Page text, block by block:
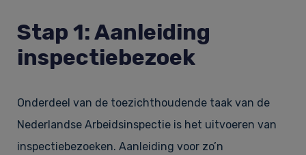
Stap 1: Aanleiding
inspectiebezoek
Onderdeel van de toezichthoudende taak van de
Nederlandse Arbeidsinspectie is het uitvoeren van
inspectiebezoeken. Aanleiding voor zo’n